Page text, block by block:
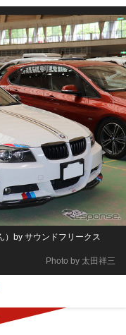
Photo by 太田祥三
）by サウンドフリークス